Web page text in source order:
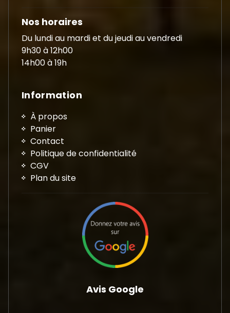
Nos horaires
Du lundi au mardi et du jeudi au vendredi
9h30 à 12h00
14h00 à 19h
Information
À propos
Panier
Contact
Politique de confidentialité
CGV
Plan du site
Avis Google